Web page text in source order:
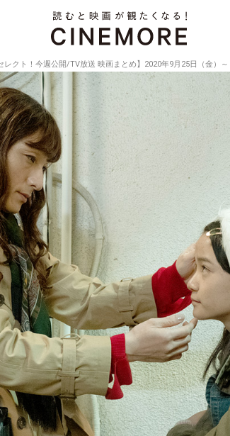
セレクト！今週公開/TV放送 映画まとめ】2020年9月25日（金）～